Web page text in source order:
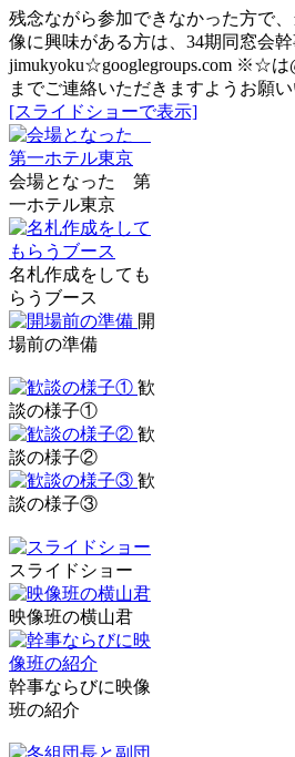
残念ながら参加できなかった方で
像に興味がある方は、34期同窓会幹
jimukyoku☆googlegroups.com ※☆は
までご連絡いただきますようお願
[スライドショーで表示]
会場となった 第
一ホテル東京
名札作成をしても
らうブース
開
場前の準備
歓
談の様子①
歓
談の様子②
歓
談の様子③
スライドショー
映像班の横山君
幹事ならびに映像
班の紹介